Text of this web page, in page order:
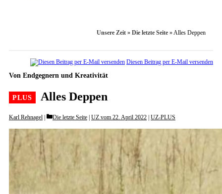
Unsere Zeit » Die letzte Seite »Alles Deppen
Diesen Beitrag per E-Mail versenden
Von Endgegnern und Kreativität
Alles Deppen
Karl Rehnagel Categories
Die letzte Seite UZ vom 22. April 2022 UZ-PLUS